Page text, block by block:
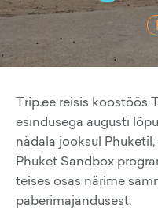
Trip.ee reisis koostöös
esindusega augusti
nädala jooksul
Phuket Sandbox
teises osas närime
paberimajandusest.